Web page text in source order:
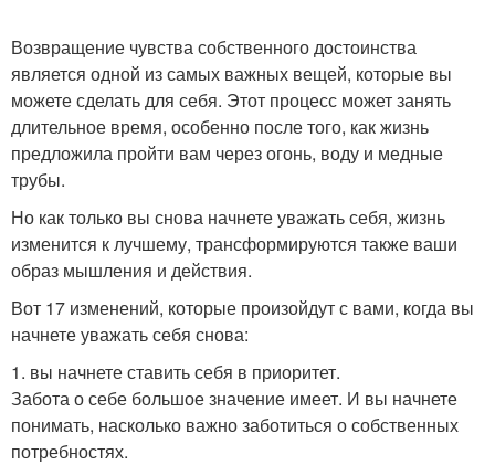
Возвращение чувства собственного достоинства
является одной из самых важных вещей, которые вы
можете сделать для себя. Этот процесс может занять
длительное время, особенно после того, как жизнь
предложила пройти вам через огонь, воду и медные
трубы.
Но как только вы снова начнете уважать себя, жизнь
изменится к лучшему, трансформируются также ваши
образ мышления и действия.
Вот 17 изменений, которые произойдут с вами, когда вы
начнете уважать себя снова:
1. вы начнете ставить себя в приоритет.
Забота о себе большое значение имеет. И вы начнете
понимать, насколько важно заботиться о собственных
потребностях.